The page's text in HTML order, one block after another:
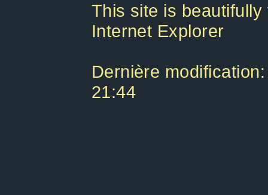
This site is
Internet Explorer
Dernière
21:44